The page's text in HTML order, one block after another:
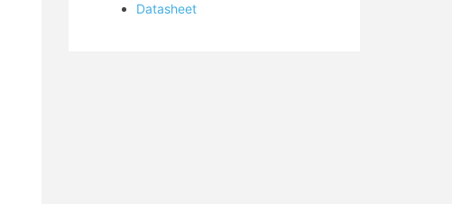
Datasheet